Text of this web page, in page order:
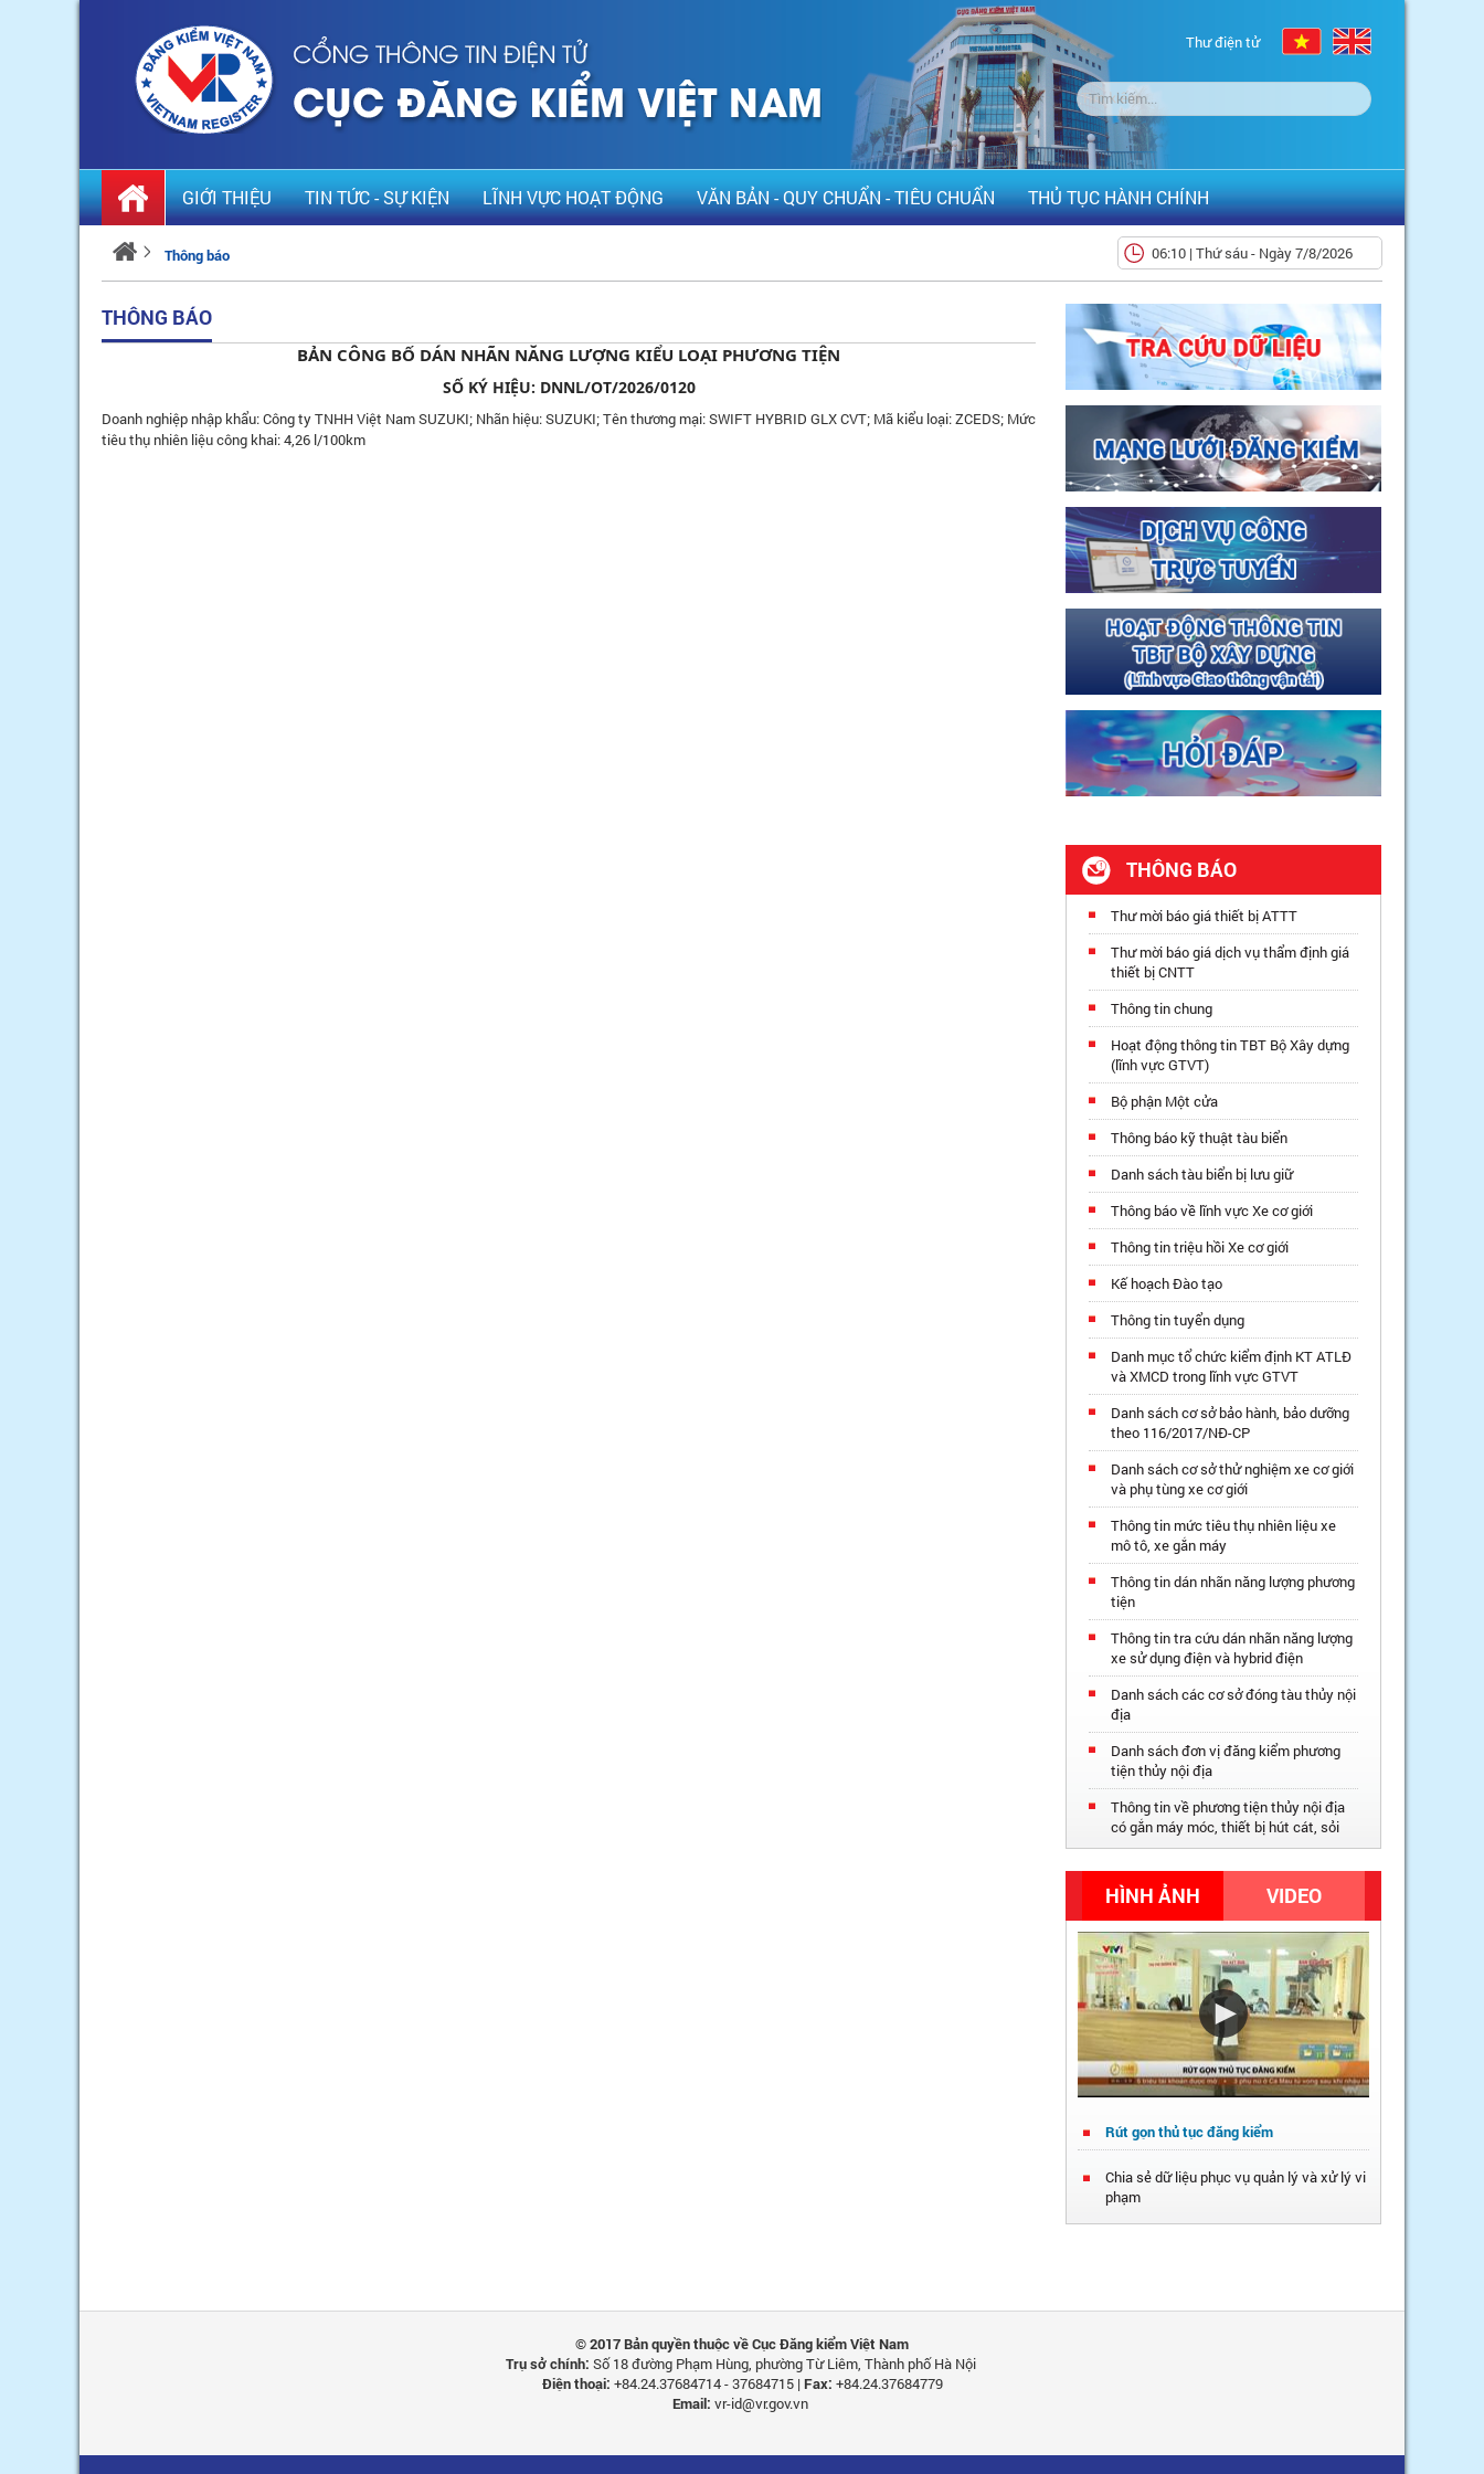
Thư điện tử
GIỚI THIỆU TIN TỨC - SỰ KIỆN LĨNH VỰC HOẠT ĐỘNG VĂN BẢN - QUY CHUẨN - TIÊU CHUẨN THỦ TỤC HÀNH CHÍNH
Thông báo 06:10 | Thứ sáu - Ngày 7/8/2026
THÔNG BÁO
BẢN CÔNG BỐ DÁN NHÃN NĂNG LƯỢNG KIỂU LOẠI PHƯƠNG TIỆN
SỐ KÝ HIỆU: DNNL/OT/2026/0120
Doanh nghiệp nhập khẩu: Công ty TNHH Việt Nam SUZUKI; Nhãn hiệu: SUZUKI; Tên thương mại: SWIFT HYBRID GLX CVT; Mã kiểu loại: ZCEDS; Mức
tiêu thụ nhiên liệu công khai: 4,26 l/100km
THÔNG BÁO
Thư mời báo giá thiết bị ATTT
Thư mời báo giá dịch vụ thẩm định giá
thiết bị CNTT
Thông tin chung
Hoạt động thông tin TBT Bộ Xây dựng
(lĩnh vực GTVT)
Bộ phận Một cửa
Thông báo kỹ thuật tàu biển
Danh sách tàu biển bị lưu giữ
Thông báo về lĩnh vực Xe cơ giới
Thông tin triệu hồi Xe cơ giới
Kế hoạch Đào tạo
Thông tin tuyển dụng
Danh mục tổ chức kiểm định KT ATLĐ
và XMCD trong lĩnh vực GTVT
Danh sách cơ sở bảo hành, bảo dưỡng
theo 116/2017/NĐ-CP
Danh sách cơ sở thử nghiệm xe cơ giới
và phụ tùng xe cơ giới
Thông tin mức tiêu thụ nhiên liệu xe
mô tô, xe gắn máy
Thông tin dán nhãn năng lượng phương
tiện
Thông tin tra cứu dán nhãn năng lượng
xe sử dụng điện và hybrid điện
Danh sách các cơ sở đóng tàu thủy nội
địa
Danh sách đơn vị đăng kiểm phương
tiện thủy nội địa
Thông tin về phương tiện thủy nội địa
có gắn máy móc, thiết bị hút cát, sỏi
VIDEO
HÌNH ẢNH
Rút gọn thủ tục đăng kiểm
Chia sẻ dữ liệu phục vụ quản lý và xử lý vi
phạm
© 2017 Bản quyền thuộc về Cục Đăng kiểm Việt Nam
Trụ sở chính: Số 18 đường Phạm Hùng, phường Từ Liêm, Thành phố Hà Nội
Điện thoại: +84.24.37684714 - 37684715 | Fax: +84.24.37684779
Email: vr-id@vr.gov.vn